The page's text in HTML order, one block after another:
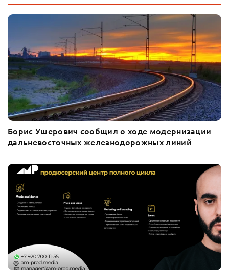
Борис Ушерович сообщил о ходе модернизации
дальневосточных железнодорожных линий